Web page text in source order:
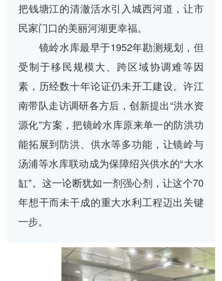
把钱塘江的清澈活水引入城西河道，让市
民家门口的美丽河湖更幸福。
镜岭水库最早于1952年勘测规划，但
受制于移民规模大、跨区域协调难等因
素，历经数十年论证仍未开工建设。许江
南带队走访调研各方后，创新提出“洪水资
源化”方案，把镜岭水库原来单一的防洪功
能拓展到防洪、供水等多功能，让镜岭与
汤浦等水库联动成为保障绍兴供水的“大水
缸”。这一论断犹如一剂强心剂，让这个70
年想干而未干成的重大水利工程迈出关键
一步。